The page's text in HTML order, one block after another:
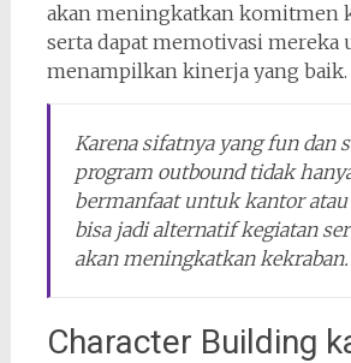
akan meningkatkan komitmen
serta dapat memotivasi mereka
menampilkan kinerja yang baik.
Karena sifatnya yang fun dan
program outbound tidak
bermanfaat untuk kantor
bisa jadi alternatif kegiatan
akan meningkatkan kekraban.
Character Building